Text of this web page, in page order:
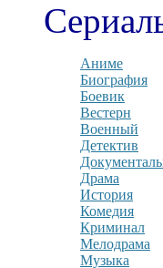
Аниме
Биография
Боевик
Вестерн
Военный
Детектив
Драма
История
Комедия
Криминал
Мелодрама
Музыка